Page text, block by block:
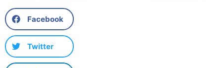
Facebook
Twitter